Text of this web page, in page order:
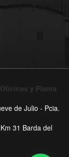
Oficinas y Planta
de Julio - Pcia.
31 Barda del